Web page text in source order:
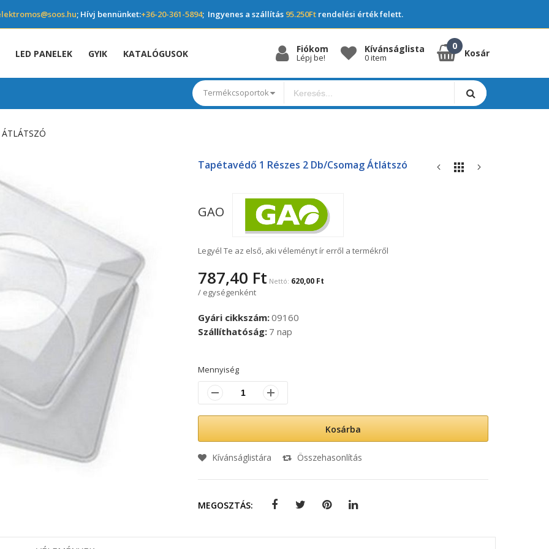
; Hívj bennünket:+36-20-361-5894; Ingyenes a szállítás 95.250Ft rendelési érték felett.
LED PANELEK GYIK KATALÓGUSOK Fiókom
Lépj be!
Kívánságlista
0 item Kosár
Termékcsoportok
Tapétavédő 1 Részes 2 Db/csomag Átlátszó
GAO
Legyél Te az első, aki véleményt ír erről a termékről
787,40 Ft 620,00 Ft
/ egységenként
Gyári cikkszám 09160
Szállíthatóság 7 nap
Mennyiség
Kosárba
Kívánságlistára Összehasonlítás
MEGOSZTÁS: